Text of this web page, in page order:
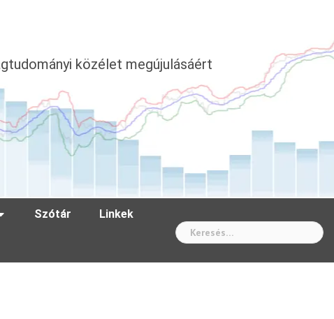
közélet megújulásáért
Szótár Linkek